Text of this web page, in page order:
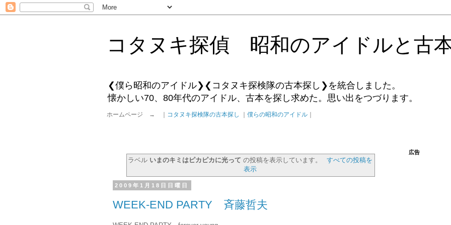
コタヌキ探偵 昭和のアイドルと古
❮僕ら昭和のアイドル❯❮コタヌキ探検隊の古本探し❯を統合しました。
懐かしい70、80年代のアイドル、古本を探し求めた。思い出をつづります。
ホームページ → ｜ コタヌキ探検隊の古本探し 僕らの昭和のアイドル
ラベル いまのキミはピカピカに光って の投稿を表示しています。
すべての投稿を
表示
2009年1月18日日曜日
WEEK-END PARTY 斉藤哲夫
広告